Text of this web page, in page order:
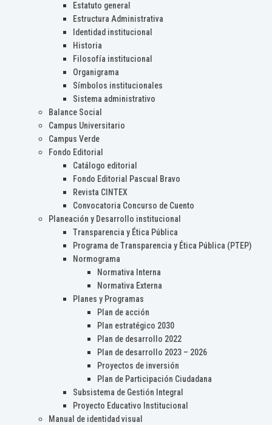
Estatuto general
Estructura Administrativa
Identidad institucional
Historia
Filosofía institucional
Organigrama
Símbolos institucionales
Sistema administrativo
Balance Social
Campus Universitario
Campus Verde
Fondo Editorial
Catálogo editorial
Fondo Editorial Pascual Bravo
Revista CINTEX
Convocatoria Concurso de Cuento
Planeación y Desarrollo institucional
Transparencia y Ética Pública
Programa de Transparencia y Ética Pública (PTEP)
Normograma
Normativa Interna
Normativa Externa
Planes y Programas
Plan de acción
Plan estratégico 2030
Plan de desarrollo 2022
Plan de desarrollo 2023 – 2026
Proyectos de inversión
Plan de Participación Ciudadana
Subsistema de Gestión Integral
Proyecto Educativo Institucional
Manual de identidad visual